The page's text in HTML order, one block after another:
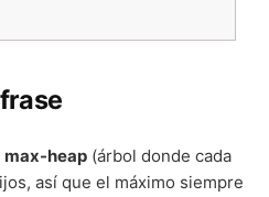
max-heap (árbol donde cada
así que el máximo siempre